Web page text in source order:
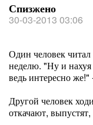
Спизжено
30-03-2013 03:06
Один человек
неделю. "Ну и
ведь интересно же!"
Другой человек
откачают,